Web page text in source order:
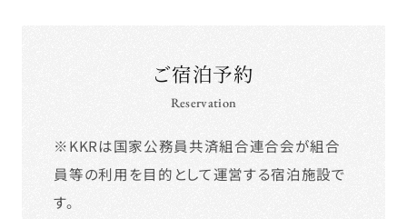
ご宿泊予約
Reservation
※KKRは国家公務員共済組合連合会が組合
員等の利用を目的として運営する宿泊施設で
す。